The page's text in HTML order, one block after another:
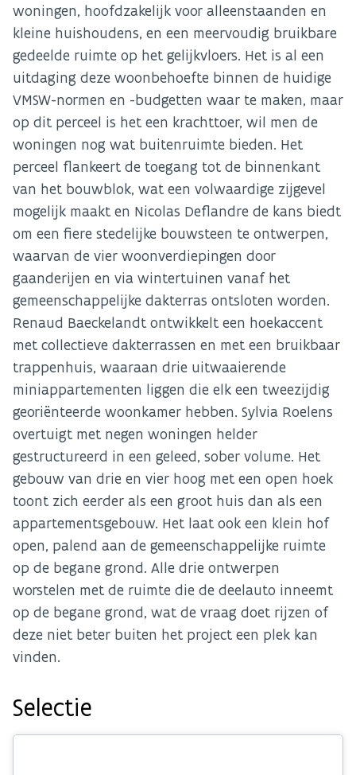
woningen, hoofdzakelijk voor alleenstaanden en
kleine huishoudens, en een meervoudig bruikbare
gedeelde ruimte op het gelijkvloers. Het is al een
uitdaging deze woonbehoefte binnen de huidige
VMSW-normen en -budgetten waar te maken, maar
op dit perceel is het een krachttoer, wil men de
woningen nog wat buitenruimte bieden. Het
perceel flankeert de toegang tot de binnenkant
van het bouwblok, wat een volwaardige zijgevel
mogelijk maakt en Nicolas Deflandre de kans biedt
om een fiere stedelijke bouwsteen te ontwerpen,
waarvan de vier woonverdiepingen door
gaanderijen en via wintertuinen vanaf het
gemeenschappelijke dakterras ontsloten worden.
Renaud Baeckelandt ontwikkelt een hoekaccent
met collectieve dakterrassen en met een bruikbaar
trappenhuis, waaraan drie uitwaaierende
miniappartementen liggen die elk een tweezijdig
georiënteerde woonkamer hebben. Sylvia Roelens
overtuigt met negen woningen helder
gestructureerd in een geleed, sober volume. Het
gebouw van drie en vier hoog met een open hoek
toont zich eerder als een groot huis dan als een
appartementsgebouw. Het laat ook een klein hof
open, palend aan de gemeenschappelijke ruimte
op de begane grond. Alle drie ontwerpen
worstelen met de ruimte die de deelauto inneemt
op de begane grond, wat de vraag doet rijzen of
deze niet beter buiten het project een plek kan
vinden.
Selectie